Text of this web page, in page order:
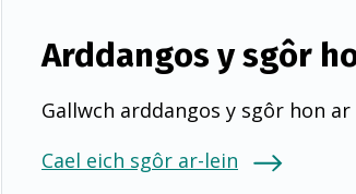
Arddangos y sgôr
Gallwch arddangos y sgôr hon
Cael eich sgôr ar-lein